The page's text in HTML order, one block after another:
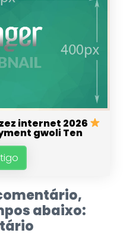
internet 2026
gwoli Ten
abaixo: